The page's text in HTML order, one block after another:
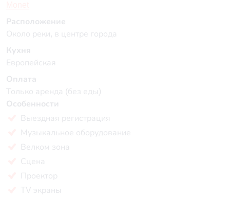
Расположение
Около реки, в центре города
Кухня
Европейская
Оплата
Только аренда (без еды)
Особенности
Выездная регистрация
Музыкальное оборудование
Велком зона
Сцена
Проектор
TV экраны